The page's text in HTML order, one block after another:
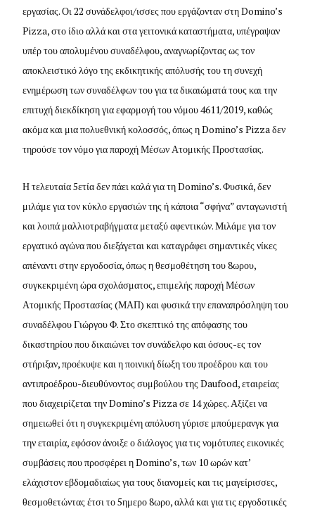
εργασίας. Οι 22 συνάδελφοι/ισσες που εργάζονταν στη Domino’s
Pizza, στο ίδιο αλλά και στα γειτονικά καταστήματα, υπέγραψαν
υπέρ του απολυμένου συναδέλφου, αναγνωρίζοντας ως τον
αποκλειστικό λόγο της εκδικητικής απόλυσής του τη συνεχή
ενημέρωση των συναδέλφων του για τα δικαιώματά τους και την
επιτυχή διεκδίκηση για εφαρμογή του νόμου 4611/2019, καθώς
ακόμα και μια πολυεθνική κολοσσός, όπως η Domino’s Pizza δεν
τηρούσε τον νόμο για παροχή Μέσων Ατομικής Προστασίας.
Η τελευταία 5ετία δεν πάει καλά για τη Domino’s. Φυσικά, δεν
μιλάμε για τον κύκλο εργασιών της ή κάποια “σφήνα” ανταγωνιστή
και λοιπά μαλλιοτραβήγματα μεταξύ αφεντικών. Μιλάμε για τον
εργατικό αγώνα που διεξάγεται και καταγράφει σημαντικές νίκες
απέναντι στην εργοδοσία, όπως η θεσμοθέτηση του 8ωρου,
συγκεκριμένη ώρα σχολάσματος, επιμελής παροχή Μέσων
Ατομικής Προστασίας (ΜΑΠ) και φυσικά την επαναπρόσληψη του
συναδέλφου Γιώργου Φ. Στο σκεπτικό της απόφασης του
δικαστηρίου που δικαιώνει τον συνάδελφο και όσους-ες τον
στήριξαν, προέκυψε και η ποινική δίωξη του προέδρου και του
αντιπροέδρου-διευθύνοντος συμβούλου της Daufood, εταιρείας
που διαχειρίζεται την Domino’s Pizza σε 14 χώρες. Αξίζει να
σημειωθεί ότι η συγκεκριμένη απόλυση γύρισε μπούμερανγκ για
την εταιρία, εφόσον άνοιξε ο διάλογος για τις νομότυπες εικονικές
συμβάσεις που προσφέρει η Domino’s, των 10 ωρών κατ’
ελάχιστον εβδομαδιαίως για τους διανομείς και τις μαγείρισσες,
θεσμοθετώντας έτσι το 5ημερο 8ωρο, αλλά και για τις εργοδοτικές